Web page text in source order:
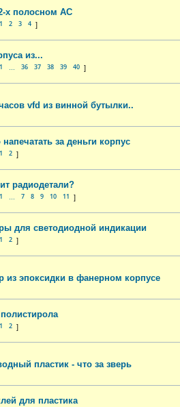
х полосном АС
1 2 3 4
из...
1 36 37 38 39 40
vfd из винной бутылки..
за деньги корпус
1 2
радиодетали?
1 7 8 9 10 11
для светодиодной индикации
1 2
из эпоксидки в фанерном корпусе
1 2
пластик - что за зверь
для пластика